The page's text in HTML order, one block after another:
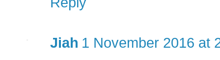
Jiah 1 November 2016 at